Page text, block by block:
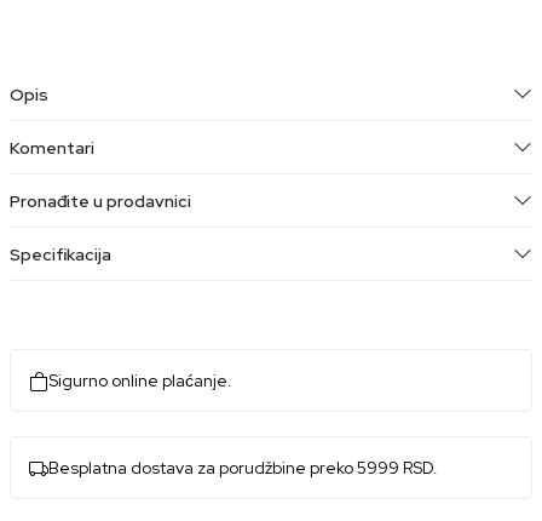
Opis
Komentari
Pronađite u prodavnici
Specifikacija
Sigurno online plaćanje.
Besplatna dostava za porudžbine preko 5999 RSD.